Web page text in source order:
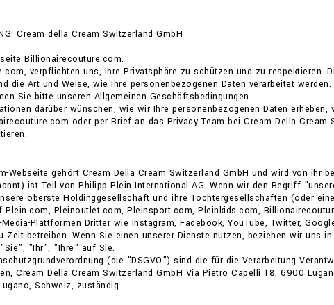
Cream della Cream Switzerland GmbH
Billionairecouture.com.
verpflichten uns, Ihre Privatsphäre zu schützen und zu respektieren.
die Art und Weise, wie Ihre personenbezogenen Daten verarbeitet
Sie bitte unseren Allgemeinen Geschäftsbedingungen.
darüber wünschen, wie wir Ihre personenbezogenen Daten
oder per Brief an das Privacy Team bei Cream Della
Webseite gehört Cream Della Cream Switzerland GmbH und wird von ihr
ist Teil von Philipp Plein International AG. Wenn wir den Begriff
oberste Holdinggesellschaft und ihre Tochtergesellschaften (oder
Pleinoutlet.com, Pleinsport.com, Pleinkids.com,
Plattformen Dritter wie Instagram, Facebook, YouTube, Twitter,
betreiben. Wenn Sie einen unserer Dienste nutzen, beziehen wir uns
"Ihr", "Ihre" auf Sie.
(die "DSGVO") sind die für die Verarbeitung
Cream Della Cream Switzerland GmbH Via Pietro Capelli 18, 6900
Schweiz, zuständig.